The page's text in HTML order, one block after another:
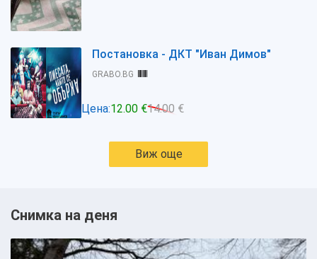
Постановка - ДКТ "Иван Димов"
GRABO.BG
Цена:12.00 €14.00 €
Виж още
Снимка на деня